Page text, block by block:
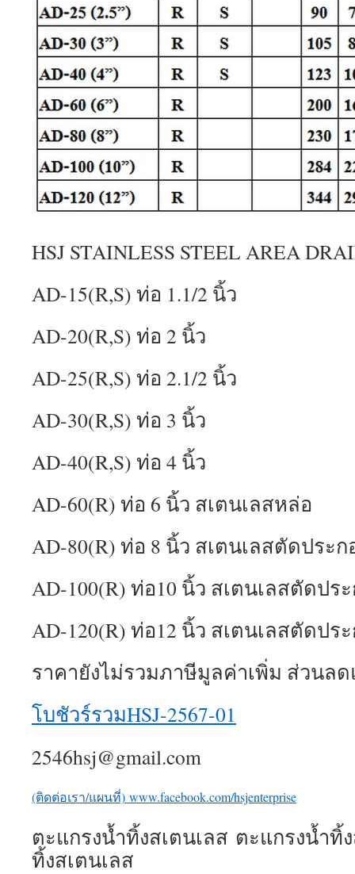
HSJ STAINLESS STEEL AREA
AD-15(R,S) ท่อ 1.1/2 นิ้ว
AD-20(R,S) ท่อ 2 นิ้ว
AD-25(R,S) ท่อ 2.1/2 นิ้ว
AD-30(R,S) ท่อ 3 นิ้ว
AD-40(R,S) ท่อ 4 นิ้ว
AD-60(R) ท่อ 6 นิ้ว สเตนเลสหล่อ
AD-80(R) ท่อ 8 นิ้ว สเตนเลสตัดประก
AD-100(R) ท่อ10 นิ้ว สเตนเลสตัดปร
AD-120(R) ท่อ12 นิ้ว สเตนเลสตัดปร
ราคายังไม่รวมภาษีมูลค่าเพิ่ม ส่วนล
โบชัวร์รวมHSJ-2567-01
2546hsj@gmail.com
(ติดต่อเรา/แผนที่) www.facebook.com/hsjenterprise
ตะแกรงน้ำทิ้งสเตนเลส ตะแกรงน้ำทิ้
ทิ้งสเตนเลส